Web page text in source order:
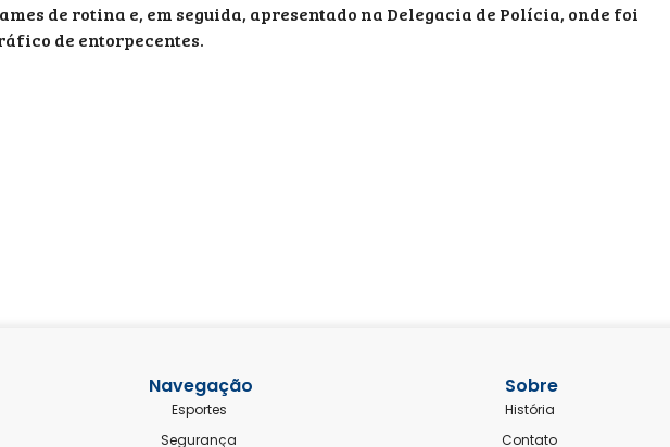
de rotina e, em seguida, apresentado na Delegacia de Polícia, onde foi
de entorpecentes.
Navegação
Esportes
Segurança
Sobre
História
Contato